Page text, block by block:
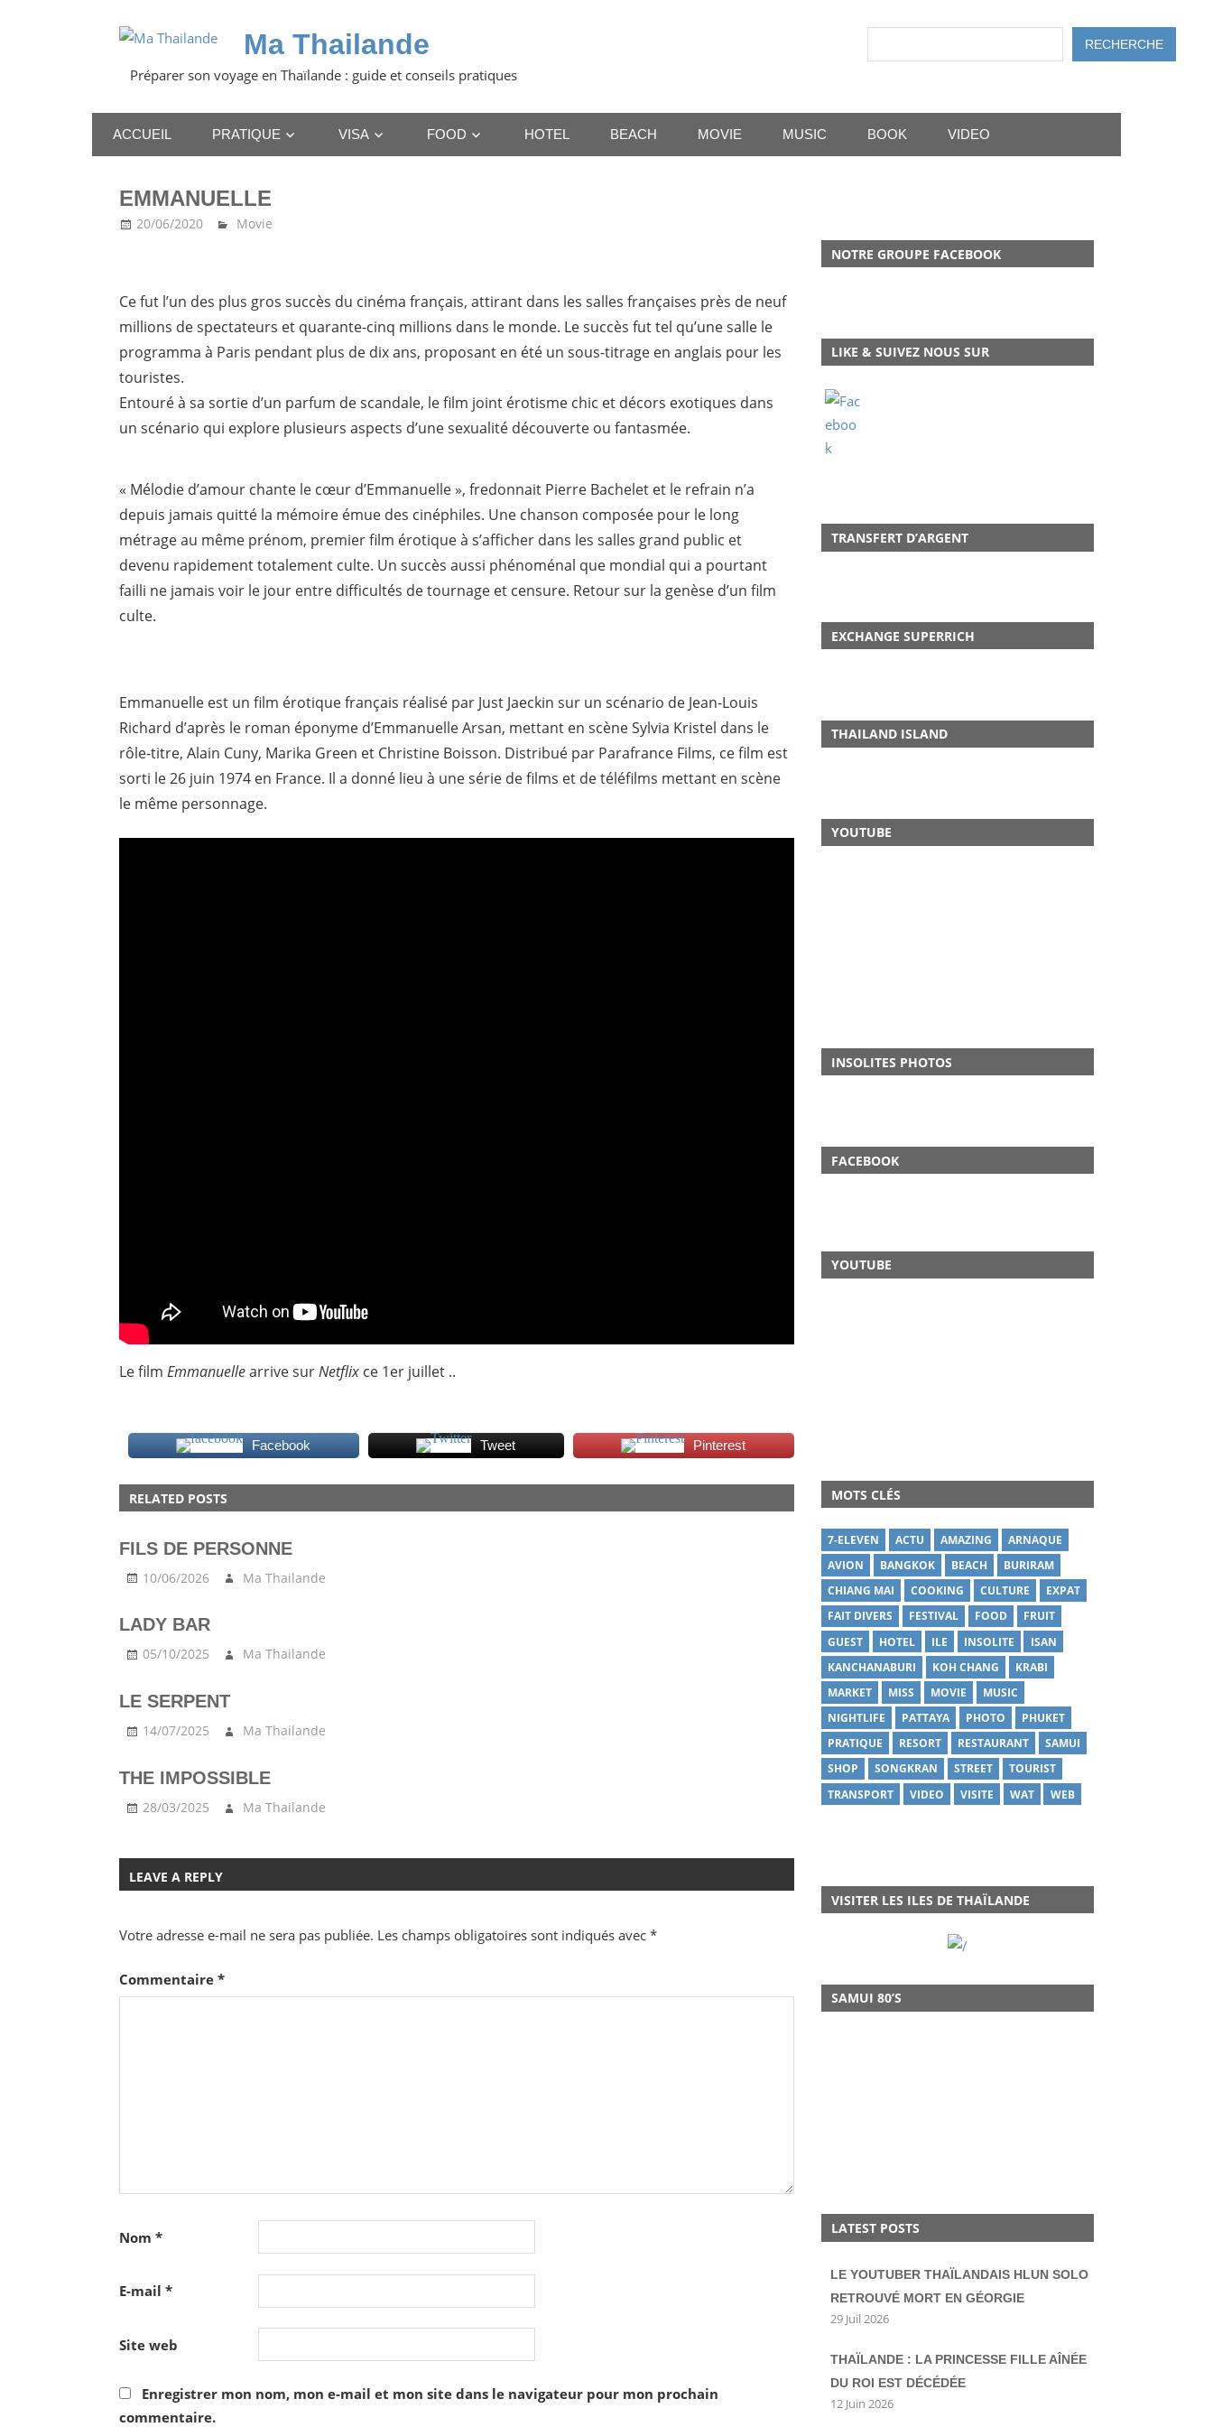
Ma Thailande
Préparer son voyage en Thaïlande : guide et conseils pratiques
RECHERCHE
ACCUEIL PRATIQUE VISA FOOD HOTEL BEACH MOVIE MUSIC BOOK VIDEO
EMMANUELLE
20/06/2020 Ma Thailande
Movie
Ce fut l’un des plus gros succès du cinéma français, attirant dans les salles françaises près de neuf
millions de spectateurs et quarante-cinq millions dans le monde. Le succès fut tel qu’une salle le
programma à Paris pendant plus de dix ans, proposant en été un sous-titrage en anglais pour les
touristes.
Entouré à sa sortie d’un parfum de scandale, le film joint érotisme chic et décors exotiques dans
un scénario qui explore plusieurs aspects d’une sexualité découverte ou fantasmée.
« Mélodie d’amour chante le cœur d’Emmanuelle », fredonnait Pierre Bachelet et le refrain n’a
depuis jamais quitté la mémoire émue des cinéphiles. Une chanson composée pour le long
métrage au même prénom, premier film érotique à s’afficher dans les salles grand public et
devenu rapidement totalement culte. Un succès aussi phénoménal que mondial qui a pourtant
failli ne jamais voir le jour entre difficultés de tournage et censure. Retour sur la genèse d’un film
culte.
Emmanuelle est un film érotique français réalisé par Just Jaeckin sur un scénario de Jean-Louis
Richard d’après le roman éponyme d’Emmanuelle Arsan, mettant en scène Sylvia Kristel dans le
rôle-titre, Alain Cuny, Marika Green et Christine Boisson. Distribué par Parafrance Films, ce film est
sorti le 26 juin 1974 en France. Il a donné lieu à une série de films et de téléfilms mettant en scène
le même personnage.
Le film Emmanuellearrive surNetflix ce 1er juillet ..
Facebook Tweet
Pinterest
RELATED POSTS
FILS DE PERSONNE
10/06/2026 Ma Thailande
LADY BAR
05/10/2025 Ma Thailande
LE SERPENT
14/07/2025 Ma Thailande
THE IMPOSSIBLE
28/03/2025 Ma Thailande
LEAVE A REPLY
Votre adresse e-mail ne sera pas publiée. Les champs obligatoires sont indiqués avec *
Commentaire *
Nom *
E-mail *
Site web
Enregistrer mon nom, mon e-mail et mon site dans le navigateur pour mon prochain
commentaire.
NOTRE GROUPE FACEBOOK
LIKE & SUIVEZ NOUS SUR
TRANSFERT D’ARGENT
EXCHANGE SUPERRICH
THAILAND ISLAND
YOUTUBE
INSOLITES PHOTOS
FACEBOOK
YOUTUBE
MOTS CLÉS
7-ELEVEN ACTU AMAZING
ARNAQUE
AVION
BANGKOK BEACH
BURIRAM
CHIANG MAI
COOKING CULTURE
EXPAT
FAIT DIVERS
FESTIVAL FOOD
FRUIT
GUEST
HOTEL ILE INSOLITE
ISAN
KANCHANABURI
KOH CHANG
KRABI
MARKET
MISS MOVIE
MUSIC
NIGHTLIFE
PATTAYA PHOTO
PHUKET
PRATIQUE
RESORT RESTAURANT
SAMUI
SHOP
SONGKRAN STREET
TOURIST
TRANSPORT
VIDEO VISITE WAT WEB
VISITER LES ILES DE THAÏLANDE
SAMUI 80’S
LATEST POSTS
LE YOUTUBER THAÏLANDAIS HLUN SOLO
RETROUVÉ MORT EN GÉORGIE
29 Juil 2026
THAÏLANDE : LA PRINCESSE FILLE AÎNÉE
DU ROI EST DÉCÉDÉE
12 Juin 2026